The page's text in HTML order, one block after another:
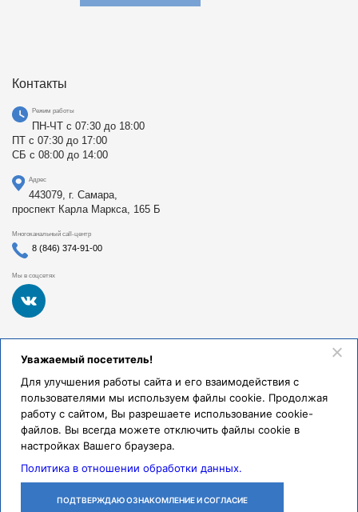
Контакты
Режим работы
ПН-ЧТ с 07:30 до 18:00
ПТ с 07:30 до 17:00
СБ с 08:00 до 14:00
Адрес
443079, г. Самара,
проспект Карла Маркса, 165 Б
Многоканальный call-центр
8 (846) 374-91-00
Мы в соцсетях
Федеральное государственное бюджетное образовательное
учреждение высшего образования «Самарский
здравоохранения Российской Федерации». Клиники СамГМУ
были основаны в 1930 году.
Реквизиты и правовая информация
Политика обработки персональных данных
© Клиники СамГМУ, 2026.
Уважаемый посетитель!
Для улучшения работы сайта и его взаимодействия с
пользователями мы используем файлы cookie. Продолжая
работу с сайтом, Вы разрешаете использование cookie-
файлов. Вы всегда можете отключить файлы cookie в
настройках Вашего браузера.
Политика в отношении обработки данных.
ПОДТВЕРЖДАЮ ОЗНАКОМЛЕНИЕ И СОГЛАСИЕ